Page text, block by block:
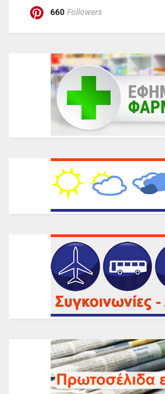
660 Followers